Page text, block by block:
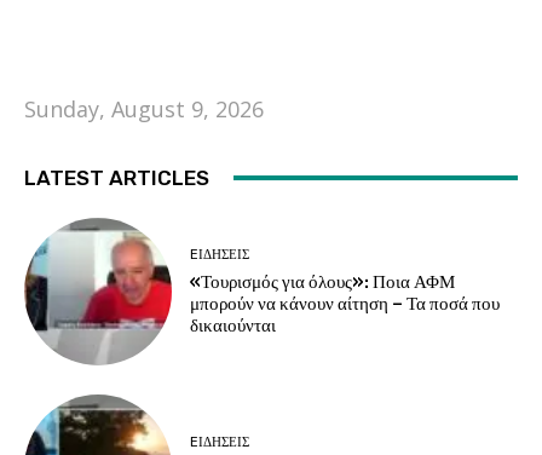
Sunday, August 9, 2026
LATEST ARTICLES
EΙΔΗΣΕΙΣ
«Τουρισμός για όλους»: Ποια ΑΦΜ
μπορούν να κάνουν αίτηση – Τα ποσά που
δικαιούνται
EΙΔΗΣΕΙΣ